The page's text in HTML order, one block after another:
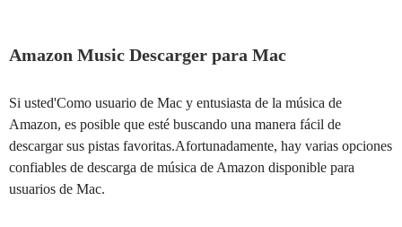
Amazon Music Descarger para Mac
Si usted'Como usuario de Mac y entusiasta de la música de
Amazon, es posible que esté buscando una manera fácil de
descargar sus pistas favoritas.Afortunadamente, hay varias opciones
confiables de descarga de música de Amazon disponible para
usuarios de Mac.